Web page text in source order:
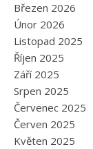
Březen 2026
Únor 2026
Listopad 2025
Říjen 2025
Září 2025
Srpen 2025
Červenec 2025
Červen 2025
Květen 2025